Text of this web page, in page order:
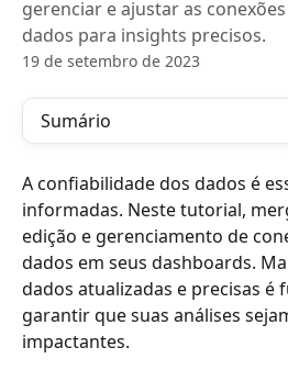
gerenciar e ajustar as
dados para insights precisos.
19 de setembro de 2023
Sumário
A confiabilidade dos dados é
informadas. Neste tutorial,
edição e gerenciamento de
dados em seus dashboards.
dados atualizadas e precisas é
garantir que suas análises
impactantes.